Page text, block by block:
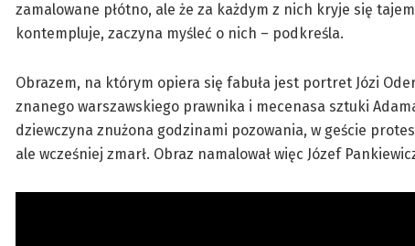
zamalowane płótno, ale że za każdym z nich kryje się
kontempluje, zaczyna myśleć o nich – podkreśla.
Obrazem, na którym opiera się fabuła jest portret Józi
znanego warszawskiego prawnika i mecenasa sztuki
dziewczyna znużona godzinami pozowania, w geście
ale wcześniej zmarł. Obraz namalował więc Józef